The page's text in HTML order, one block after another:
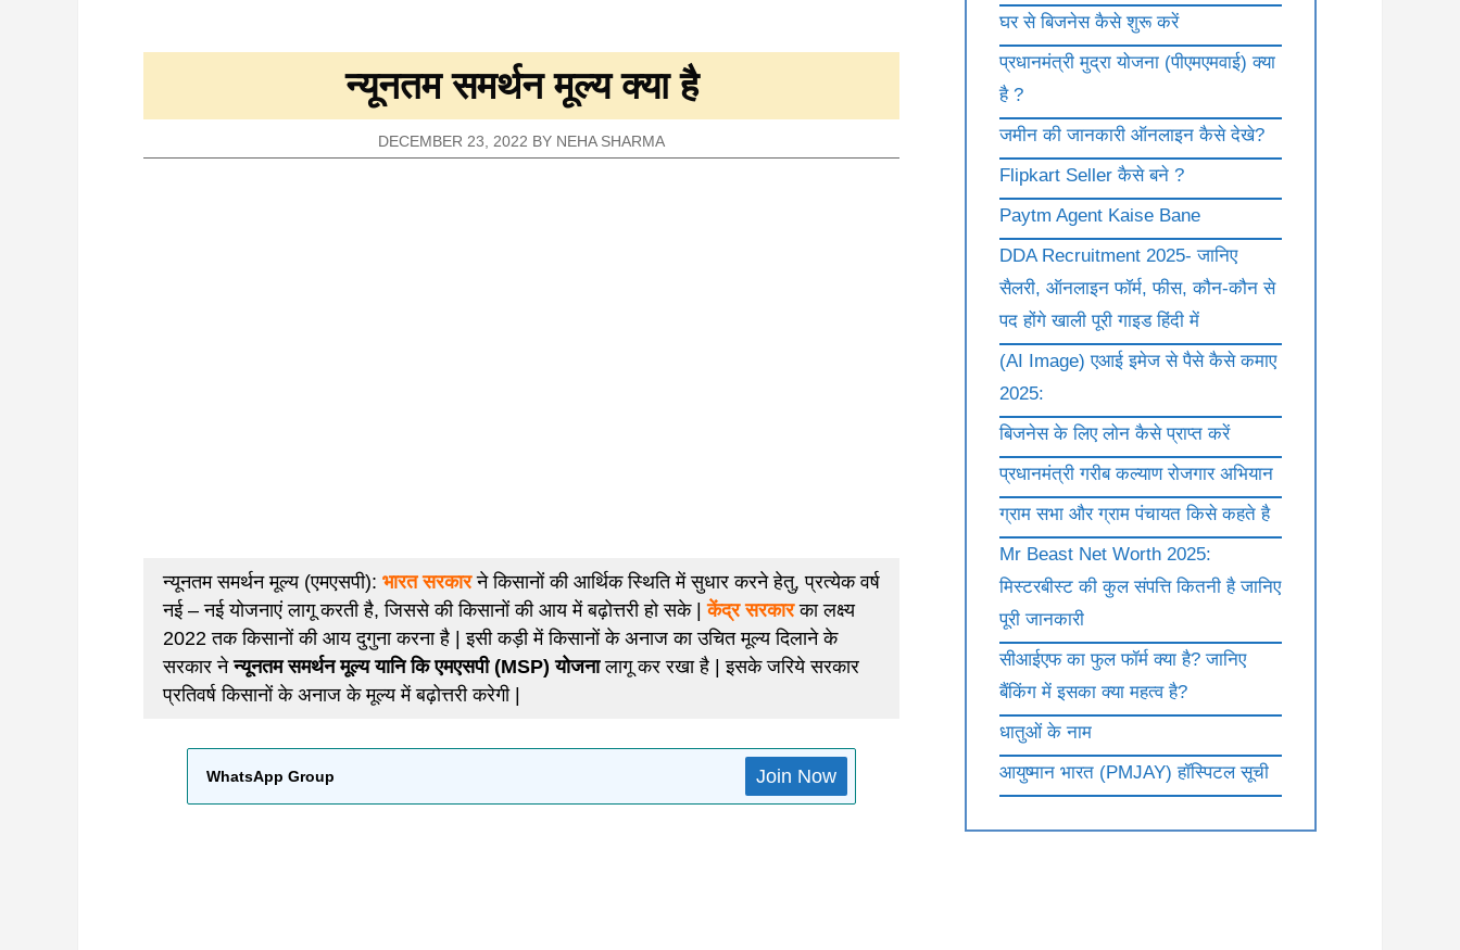
न्यूनतम समर्थन मूल्य क्या है
DECEMBER 23, 2022 BY NEHA SHARMA
न्यूनतम समर्थन मूल्य (एमएसपी): भारत सरकारने किसानों की आर्थिक स्थिति में सुधार करने हेतु, प्रत्येक वर्ष
नई – नई योजनाएं लागू करती है, जिससे की किसानों की आय में बढ़ोत्तरी हो सके |केंद्र सरकारका लक्ष्य
2022 तक किसानों की आय दुगुना करना है | इसी कड़ी में किसानों के अनाज का उचित मूल्य दिलाने के
सरकार नेन्यूनतम समर्थन मूल्य यानि कि एमएसपी (MSP) योजनालागू कर रखा है | इसके जरिये सरकार
प्रतिवर्ष किसानों के अनाज के मूल्य में बढ़ोत्तरी करेगी |
WhatsApp Group Join Now
घर से बिजनेस कैसे शुरू करें
प्रधानमंत्री मुद्रा योजना (पीएमएमवाई) क्या
है ?
जमीन की जानकारी ऑनलाइन कैसे देखे?
Flipkart Seller कैसे बने ?
Paytm Agent Kaise Bane
DDA Recruitment 2025- जानिए
सैलरी, ऑनलाइन फॉर्म, फीस, कौन-कौन से
पद होंगे खाली पूरी गाइड हिंदी में
(AI Image) एआई इमेज से पैसे कैसे कमाए
2025:
बिजनेस के लिए लोन कैसे प्राप्त करें
प्रधानमंत्री गरीब कल्याण रोजगार अभियान
ग्राम सभा और ग्राम पंचायत किसे कहते है
Mr Beast Net Worth 2025:
मिस्टरबीस्ट की कुल संपत्ति कितनी है जानिए
पूरी जानकारी
सीआईएफ का फुल फॉर्म क्या है? जानिए
बैंकिंग में इसका क्या महत्व है?
धातुओं के नाम
आयुष्मान भारत (PMJAY) हॉस्पिटल सूची